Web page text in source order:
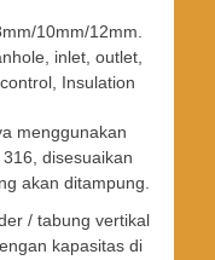
10mm/12mm.
inlet, outlet,
Insulation
menggunakan
disesuaikan
akan ditampung.
/ tabung vertikal
kapasitas di